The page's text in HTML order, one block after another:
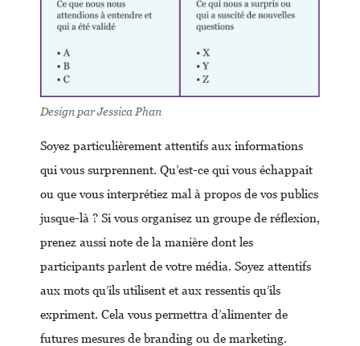
Design par Jessica Phan
Soyez particulièrement attentifs aux informations
qui vous surprennent. Qu’est-ce qui vous échappait
ou que vous interprétiez mal à propos de vos publics
jusque-là ? Si vous organisez un groupe de réflexion,
prenez aussi note de la manière dont les
participants parlent de votre média. Soyez attentifs
aux mots qu’ils utilisent et aux ressentis qu’ils
expriment. Cela vous permettra d’alimenter de
futures mesures de branding ou de marketing.